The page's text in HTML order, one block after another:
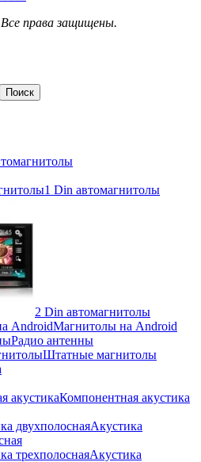
права защищены.
Поиск
1 Din автомагнитолы
2 Din автомагнитолы
Магнитолы на Android
Радио антенны
Штатные магнитолы
Компонентная акустика
Акустика
Акустика